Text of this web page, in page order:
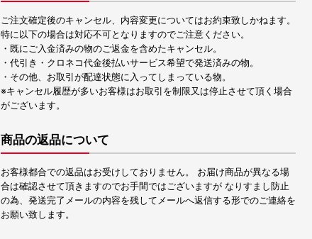
ご注文確定後のキャンセル、内容変更についてはお約束致しかねます。
特に以下の場合は対応不可となりますのでご注意ください。
・既にご入金済みの物のご返金を含めたキャンセル。
・代引き・クロネコ代金後払いサービス希望で発送済みの物。
・その他、お取引が配達状態に入ってしまっている物。
※キャンセル履歴が多いお客様はお取引を制限又は停止させて頂く場合
がございます。
商品の返品について
お客様都合での返品はお受けしておりません。 お届け商品が異なる場
合は確認させて頂きますのでお手間ではございますが なりすまし防止
の為、発送完了メールの内容を残してメールへ返信する形でのご連絡を
お願い致します。